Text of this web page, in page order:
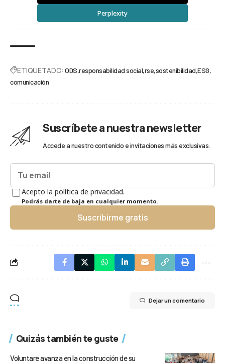
Perplexity
ETIQUETADO: ODS responsabilidad social rse sostenibilidad ESG
comunicación
Suscríbete a nuestra newsletter
Accede a nuestro contenido e invitaciones más exclusivas.
Acepto la política de privacidad.
Podrás darte de baja en cualquier momento.
Suscribirme gratis
Dejar un comentario
Quizás también te guste
Voluntare avanza en la construcción de su